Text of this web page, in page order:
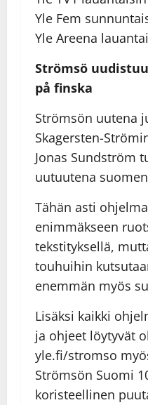
Yle Fem
Yle Areena
Strömsö
på finska
Strömsön uutena
Skagersten-
Jonas Sundström
uutuutena
Tähän asti
enimmäkseen
tekstityksellä,
touhuihin
enemmän myös
Lisäksi kaikki
ja ohjeet löytyvät
yle.fi/stromso
Strömsön Suomi
koristeellinen